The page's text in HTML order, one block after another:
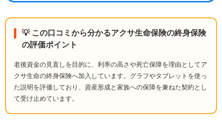
💡 この口コミから分かるアクサ生命保険の終身保険
の評価ポイント
老後資金の見直しを目的に、利率の高さや死亡保障を理由としてア
クサ生命の終身保険へ加入しています。グラフやタブレットを使っ
た説明を評価しており、資産形成と家族への保障を兼ねた契約とし
て受け止めています。